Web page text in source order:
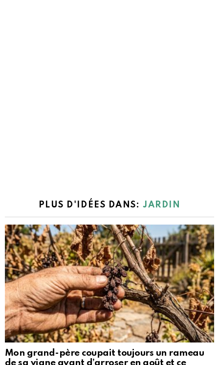
PLUS D'IDÉES DANS:JARDIN
Mon grand-père coupait toujours un rameau
de sa vigne avant d’arroser en août et ce